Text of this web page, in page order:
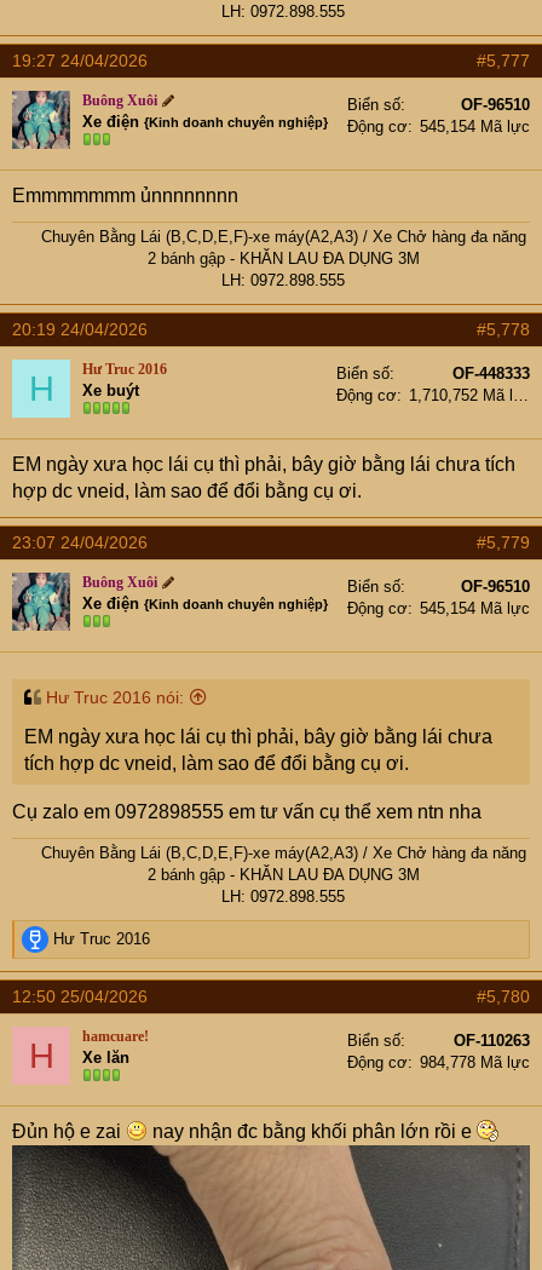
LH: 0972.898.555​
19:27 24/04/2026 #5,777
Buông Xuôi
Xe điện {Kinh doanh chuyên nghiệp}
Biển số
OF-96510
Động cơ
545,154 Mã lực
Emmmmmmm ủnnnnnnnn
Chuyên Bằng Lái (B,C,D,E,F)-xe máy(A2,A3)/ Xe Chở hàng đa năng
2 bánh gập- KHĂN LAU ĐA DỤNG 3M
LH: 0972.898.555​
20:19 24/04/2026 #5,778
H Hư Truc 2016
Xe buýt
Biển số
OF-448333
Động cơ
1,710,752 Mã lực
EM ngày xưa học lái cụ thì phải, bây giờ bằng lái chưa tích
hợp dc vneid, làm sao để đổi bằng cụ ơi.
23:07 24/04/2026 #5,779
Buông Xuôi
Xe điện {Kinh doanh chuyên nghiệp}
Biển số
OF-96510
Động cơ
545,154 Mã lực
Hư Truc 2016 nói:
EM ngày xưa học lái cụ thì phải, bây giờ bằng lái chưa
tích hợp dc vneid, làm sao để đổi bằng cụ ơi.
Cụ zalo em 0972898555 em tư vấn cụ thể xem ntn nha
Chuyên Bằng Lái (B,C,D,E,F)-xe máy(A2,A3)/ Xe Chở hàng đa năng
2 bánh gập- KHĂN LAU ĐA DỤNG 3M
LH: 0972.898.555​
R
e
a
c
t
n
s
:
Hư Truc 2016
12:50 25/04/2026 #5,780
H hamcuare!
Xe lăn
Biển số
OF-110263
Động cơ
984,778 Mã lực
Đủn hộ e zai nay nhận đc bằng khối phân lớn rồi e